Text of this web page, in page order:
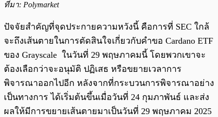
ที่มา: Polymarket
ปัจจัยสำคัญที่จุดประกายความหวังนี้ คือการที่ SEC ใกล้
จะถึงเส้นตายในการตัดสินใจเกี่ยวกับคำขอ Cardano ETF
ของ Grayscale ในวันที่ 29 พฤษภาคมนี้ โดยพวกเขาจะ
ต้องเลือกว่าจะอนุมัติ ปฏิเสธ หรือขยายเวลาการ
พิจารณาออกไปอีก หลังจากที่กระบวนการพิจารณาอย่าง
เป็นทางการ ได้เริ่มต้นขึ้นเมื่อวันที่ 24 กุมภาพันธ์ และส่ง
ผลให้มีการขยายเส้นตายมาเป็นวันที่ 29 พฤษภาคม 2025